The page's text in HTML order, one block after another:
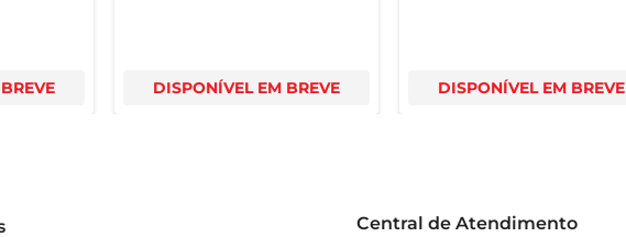
DISPONÍVEL EM BREVE DISPONÍVEL EM BREVE
Central de Atendimento